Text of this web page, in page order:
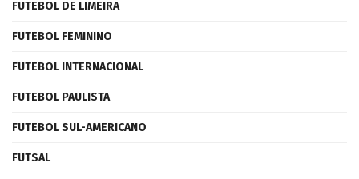
FUTEBOL DE LIMEIRA
FUTEBOL FEMININO
FUTEBOL INTERNACIONAL
FUTEBOL PAULISTA
FUTEBOL SUL-AMERICANO
FUTSAL